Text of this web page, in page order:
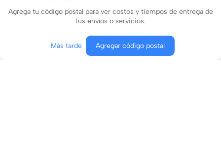
Agrega tu código postal para ver costos y tiempos de entrega de
tus envíos o servicios.
Más tarde Agregar código postal
Agregar al carrito Comprar ahora